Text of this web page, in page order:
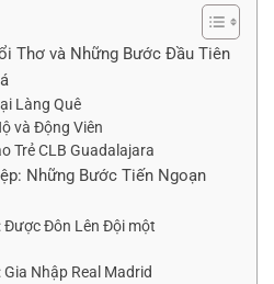
Thơ và Những Bước Đầu Tiên
Làng Quê
và Động Viên
Trẻ CLB Guadalajara
Những Bước Tiến Ngoạn
Được Đôn Lên Đội một
Nhập Real Madrid